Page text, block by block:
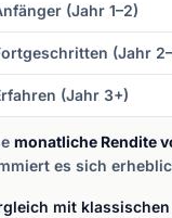
(Jahr 1–2)
(Jahr
(Jahr 3+)
monatliche Rendite
es sich
mit klassischen